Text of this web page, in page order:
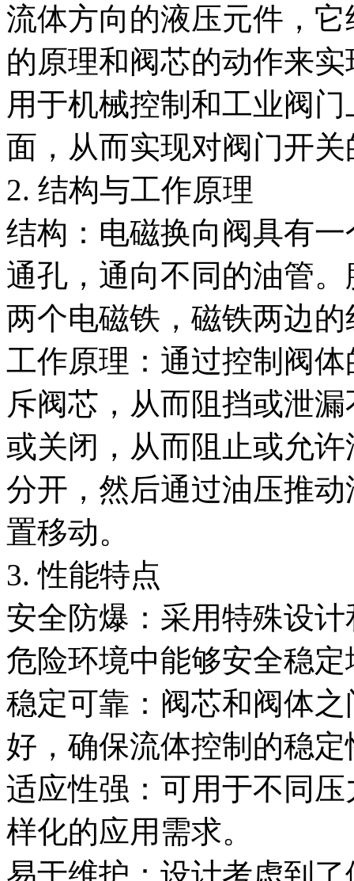
流体方向的液压元件，
的原理和阀芯的动作来
用于机械控制和工业阀
面，从而实现对阀门开
2. 结构与工作原理
结构：电磁换向阀具有
通孔，通向不同的油管
两个电磁铁，磁铁两边
工作原理：通过控制阀
斥阀芯，从而阻挡或泄
或关闭，从而阻止或允
分开，然后通过油压推
置移动。
3. 性能特点
安全防爆：采用特殊设
危险环境中能够安全稳
稳定可靠：阀芯和阀体
好，确保流体控制的稳
适应性强：可用于不同
样化的应用需求。
易于维护：设计考虑到